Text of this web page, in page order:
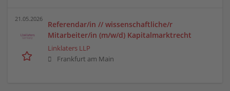
21.05.2026
Referendar/in // wissenschaftliche/r
Mitarbeiter/in (m/w/d) Kapitalmarktrecht
Linklaters LLP
Frankfurt am Main